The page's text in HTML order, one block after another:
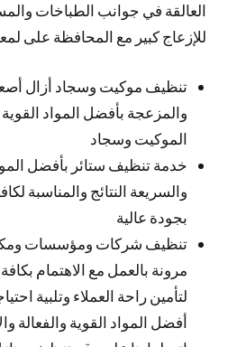
العالقة في جوانب الطباخات
للإزعاج كبير مع المحافظة على
تنظيف موكيت وسجاد أزال
والمزعجة بأفضل المواد القوية
الموكيت وسجاد
خدمة تنظيف ستائر بأفضل
والسريعة النتائج والمناسبة
بجودة عالية
تنظيف شركات ومؤسسات
مرونة بالعمل مع الاهتمام
لتأمين راحة العملاء وتلبية
أفضل المواد القوية والفعالة